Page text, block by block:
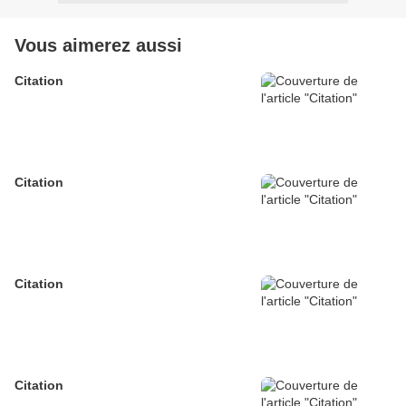
Vous aimerez aussi
Citation
Citation
Citation
Citation